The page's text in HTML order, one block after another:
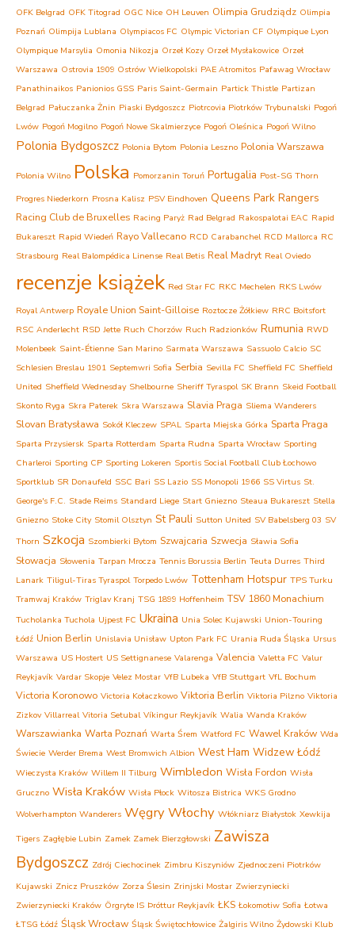
OFK Belgrad OFK Titograd OGC Nice OH Leuven Olimpia Grudziądz Olimpia
Poznań Olimpija Lublana Olympiacos FC Olympic Victorian CF Olympique Lyon
Olympique Marsylia Omonia Nikozja Orzeł Kozy Orzeł Mysłakowice Orzeł
Warszawa Ostrovia 1909 Ostrów Wielkopolski PAE Atromitos Pafawag Wrocław
Panathinaikos Panionios GSS Paris Saint-Germain Partick Thistle Partizan
Belgrad Pałuczanka Żnin Piaski Bydgoszcz Piotrcovia Piotrków Trybunalski Pogoń
Lwów Pogoń Mogilno Pogoń Nowe Skalmierzyce Pogoń Oleśnica Pogoń Wilno
Polonia Bydgoszcz Polonia Bytom Polonia Leszno Polonia Warszawa
Polonia Wilno Polska Pomorzanin Toruń Portugalia Post-SG Thorn
Progres Niederkorn Prosna Kalisz PSV Eindhoven Queens Park Rangers
Racing Club de Bruxelles Racing Paryż Rad Belgrad Rakospalotai EAC Rapid
Bukareszt Rapid Wiedeń Rayo Vallecano RCD Carabanchel RCD Mallorca RC
Strasbourg Real Balompédica Linense Real Betis Real Madryt Real Oviedo
recenzje książek Red Star FC RKC Mechelen RKS Lwów
Royal Antwerp Royale Union Saint-Gilloise Roztocze Żółkiew RRC Boitsfort
RSC Anderlecht RSD Jette Ruch Chorzów Ruch Radzionków Rumunia RWD
Molenbeek Saint-Étienne San Marino Sarmata Warszawa Sassuolo Calcio SC
Schlesien Breslau 1901 Septemwri Sofia Serbia Sevilla FC Sheffield FC Sheffield
United Sheffield Wednesday Shelbourne Sheriff Tyraspol SK Brann Skeid Football
Skonto Ryga Skra Paterek Skra Warszawa Slavia Praga Sliema Wanderers
Slovan Bratysława Sokół Kleczew SPAL Sparta Miejska Górka Sparta Praga
Sparta Przysiersk Sparta Rotterdam Sparta Rudna Sparta Wrocław Sporting
Charleroi Sporting CP Sporting Lokeren Sportis Social Football Club Łochowo
Sportklub SR Donaufeld SSC Bari SS Lazio SS Monopoli 1966 SS Virtus St.
George's F.C. Stade Reims Standard Liege Start Gniezno Steaua Bukareszt Stella
Gniezno Stoke City Stomil Olsztyn St Pauli Sutton United SV Babelsberg 03 SV
Thorn Szkocja Szombierki Bytom Szwajcaria Szwecja Sławia Sofia
Słowacja Słowenia Tarpan Mrocza Tennis Borussia Berlin Teuta Durres Third
Lanark Tiligul-Tiras Tyraspol Torpedo Lwów Tottenham Hotspur TPS Turku
Tramwaj Kraków Triglav Kranj TSG 1899 Hoffenheim TSV 1860 Monachium
Tucholanka Tuchola Ujpest FC Ukraina Unia Solec Kujawski Union-Touring
Łódź Union Berlin Unislavia Unisław Upton Park FC Urania Ruda Śląska Ursus
Warszawa US Hostert US Settignanese Valarenga Valencia Valetta FC Valur
Reykjavík Vardar Skopje Velez Mostar VfB Lubeka VfB Stuttgart VfL Bochum
Victoria Koronowo Victoria Kołaczkowo Viktoria Berlin Viktoria Pilzno Viktoria
Zizkov Villarreal Vitoria Setubal Víkingur Reykjavík Walia Wanda Kraków
Warszawianka Warta Poznań Warta Śrem Watford FC Wawel Kraków Wda
Świecie Werder Brema West Bromwich Albion West Ham Widzew Łódź
Wieczysta Kraków Willem II Tilburg Wimbledon Wisła Fordon Wisła
Gruczno Wisła Kraków Wisła Płock Witosza Bistrica WKS Grodno
Wolverhampton Wanderers WęgryWłochy Włókniarz Białystok Xewkija
Tigers Zagłębie Lubin Zamek Zamek Bierzgłowski Zawisza
Bydgoszcz Zdrój Ciechocinek Zimbru Kiszyniów Zjednoczeni Piotrków
Kujawski Znicz Pruszków Zorza Ślesin Zrinjski Mostar Zwierzyniecki
Zwierzyniecki Kraków Örgryte IS Þróttur Reykjavík ŁKS Łokomotiw Sofia Łotwa
ŁTSG Łódź Śląsk Wrocław Śląsk Świętochłowice Żalgiris Wilno Żydowski Klub